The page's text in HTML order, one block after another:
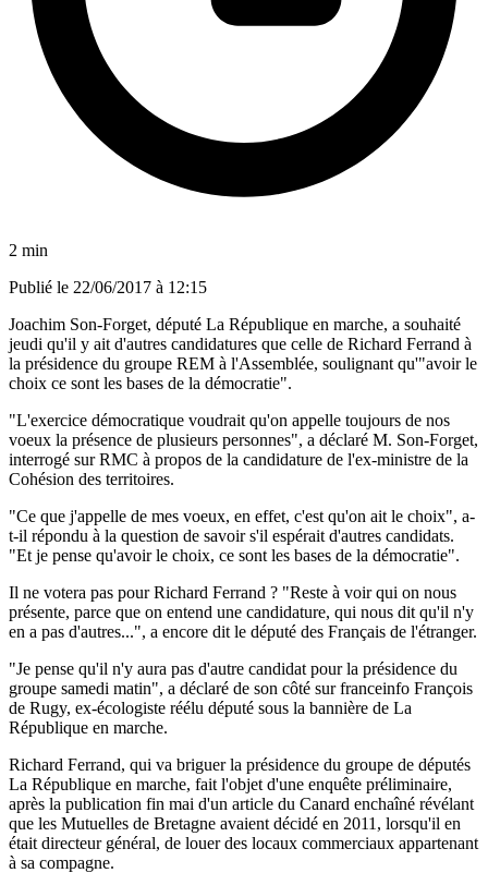
2 min
Publié le 22/06/2017 à 12:15
Joachim Son-Forget, député La République en marche, a souhaité
jeudi qu'il y ait d'autres candidatures que celle de Richard Ferrand à
la présidence du groupe REM à l'Assemblée, soulignant qu'"avoir le
choix ce sont les bases de la démocratie".
"L'exercice démocratique voudrait qu'on appelle toujours de nos
voeux la présence de plusieurs personnes", a déclaré M. Son-Forget,
interrogé sur RMC à propos de la candidature de l'ex-ministre de la
Cohésion des territoires.
"Ce que j'appelle de mes voeux, en effet, c'est qu'on ait le choix", a-
t-il répondu à la question de savoir s'il espérait d'autres candidats.
"Et je pense qu'avoir le choix, ce sont les bases de la démocratie".
Il ne votera pas pour Richard Ferrand ? "Reste à voir qui on nous
présente, parce que on entend une candidature, qui nous dit qu'il n'y
en a pas d'autres...", a encore dit le député des Français de l'étranger.
"Je pense qu'il n'y aura pas d'autre candidat pour la présidence du
groupe samedi matin", a déclaré de son côté sur franceinfo François
de Rugy, ex-écologiste réélu député sous la bannière de La
République en marche.
Richard Ferrand, qui va briguer la présidence du groupe de députés
La République en marche, fait l'objet d'une enquête préliminaire,
après la publication fin mai d'un article du Canard enchaîné révélant
que les Mutuelles de Bretagne avaient décidé en 2011, lorsqu'il en
était directeur général, de louer des locaux commerciaux appartenant
à sa compagne.